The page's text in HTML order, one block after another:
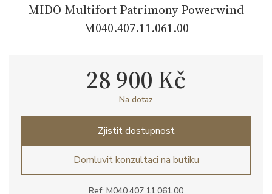
MIDO Multifort Patrimony Powerwind
M040.407.11.061.00
Ref: M040.407.11.061.00
28 900 Kč
Na dotaz
Zjistit dostupnost
Domluvit konzultaci na butiku